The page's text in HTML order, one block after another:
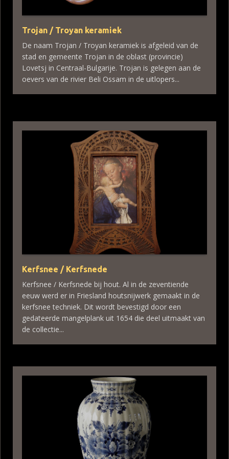
Trojan / Troyan keramiek
De naam Trojan / Troyan keramiek is afgeleid van de
stad en gemeente Trojan in de oblast (provincie)
Lovetsj in Centraal-Bulgarije. Trojan is gelegen aan de
oevers van de rivier Beli Ossam in de uitlopers...
Kerfsnee / Kerfsnede
Kerfsnee / Kerfsnede bij hout. Al in de zeventiende
eeuw werd er in Friesland houtsnijwerk gemaakt in de
kerfsnee techniek. Dit wordt bevestigd door een
gedateerde mangelplank uit 1654 die deel uitmaakt van
de collectie...